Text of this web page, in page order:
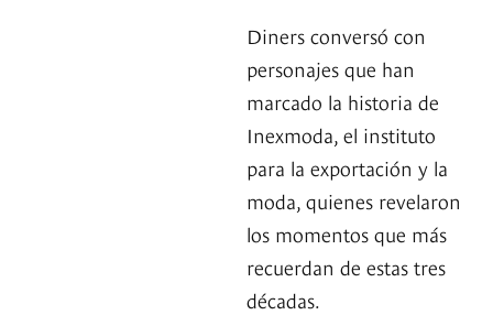
Diners conversó con
personajes que han
marcado la historia de
Inexmoda, el instituto
para la exportación y la
moda, quienes revelaron
los momentos que más
recuerdan de estas tres
décadas.